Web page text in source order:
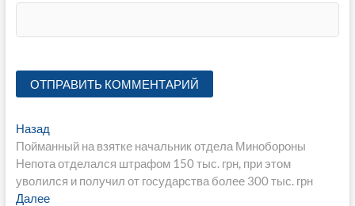
Навигация
по
записям
НазадПредыдущая
запись:
Пойманный на взятке начальник отдела Минобороны
Непота отделался штрафом 150 тыс. грн, при этом
уволился и получил от государства более 300 тыс. грн
ДалееСледующая